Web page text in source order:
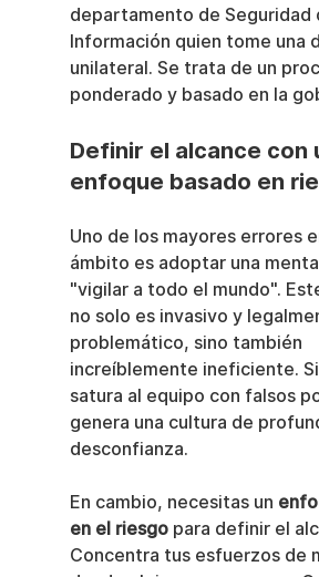
departamento de Seguridad
Información quien tome una
unilateral. Se trata de un
ponderado y basado en la
Definir el alcance con
enfoque basado en
Uno de los mayores errores
ámbito es adoptar una
"vigilar a todo el mundo".
no solo es invasivo y
problemático, sino también
increíblemente ineficiente.
satura al equipo con falsos
genera una cultura de
desconfianza.
En cambio, necesitas un
en el riesgo para definir el
Concentra tus esfuerzos de